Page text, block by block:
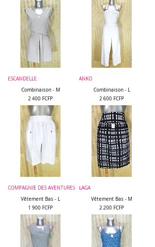
ESCANDELLE
Combinaison - M
Prix
2 400 FCFP
ANKO
Combinaison - L
Prix
2 600 FCFP
COMPAGNIE DES AVENTURES
Vêtement Bas - L
Prix
1 900 FCFP
LAGA
Vêtement Bas - M
Prix
2 200 FCFP